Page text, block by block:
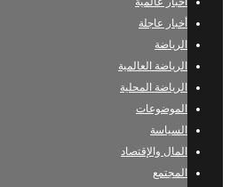
أخبار عاجلة
الرياضة
الرياضة العالمية
الرياضة المحلية
الموضوعات
السياسة
المال والإقتصاد
المجتمع